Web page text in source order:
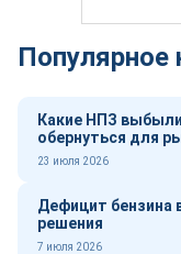
Популярное
Какие НПЗ
обернуться для
23 июля 2026
Дефицит бензина
решения
7 июля 2026